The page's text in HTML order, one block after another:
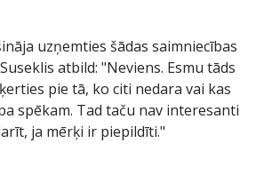
uzņemties šādas saimniecības
atbild: "Neviens. Esmu tāds
pie tā, ko citi nedara vai kas
spēkam. Tad taču nav interesanti
ja mērķi ir piepildīti."